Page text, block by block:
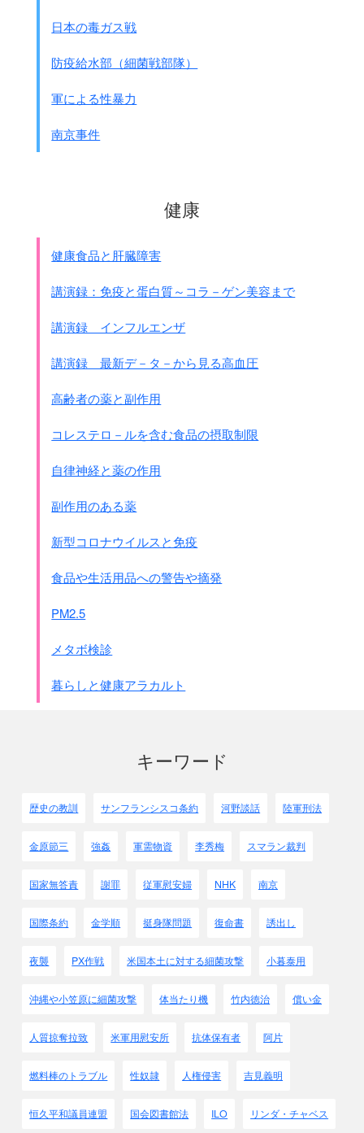
日本の毒ガス戦
防疫給水部（細菌戦部隊）
軍による性暴力
南京事件
健康
健康食品と肝臓障害
講演録：免疫と蛋白質～コラ－ゲン美容まで
講演録 インフルエンザ
講演録 最新デ－タ－から見る高血圧
高齢者の薬と副作用
コレステロ－ルを含む食品の摂取制限
自律神経と薬の作用
副作用のある薬
新型コロナウイルスと免疫
食品や生活用品への警告や摘発
PM2.5
メタボ検診
暮らしと健康アラカルト
キーワード
歴史の教訓 サンフランシスコ条約 河野談話 陸軍刑法
金原節三 強姦 軍需物資 李秀梅 スマラン裁判
国家無答責 謝罪 従軍慰安婦 NHK 南京
国際条約 金学順 挺身隊問題 復命書 誘出し
夜襲 PX作戦 米国本土に対する細菌攻撃 小暮泰用
沖縄や小笠原に細菌攻撃 体当たり機 竹内徳治 償い金
人質掠奪拉致 米軍用慰安所 抗体保有者 阿片
燃料棒のトラブル 性奴隷 人権侵害 吉見義明
恒久平和議員連盟 国会図書館法 ILO リンダ・チャベス